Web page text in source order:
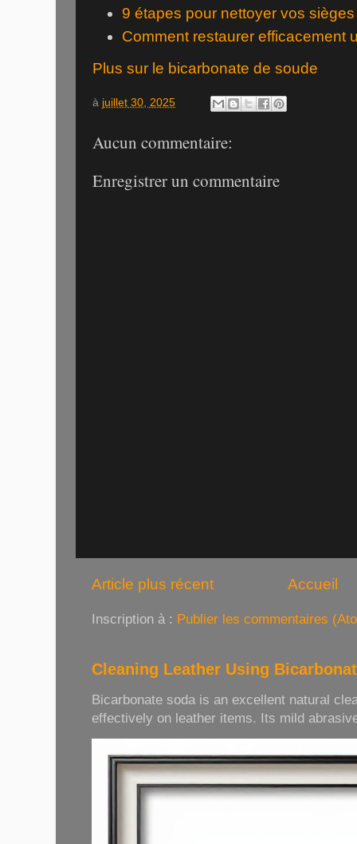
9 étapes pour nettoyer vos
Comment restaurer efficacement
Plus sur le bicarbonate de soude
à juillet 30, 2025
Aucun commentaire:
Enregistrer un commentaire
Article plus récent Accueil
Inscription à : Publier les commentaires
Cleaning Leather Using
Bicarbonate soda is an excellent natural
effectively on leather items. Its mild